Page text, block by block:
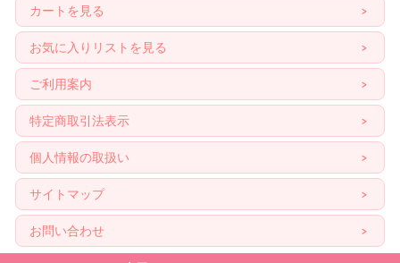
カートを見る
お気に入りリストを見る
ご利用案内
特定商取引法表示
個人情報の取扱い
サイトマップ
お問い合わせ